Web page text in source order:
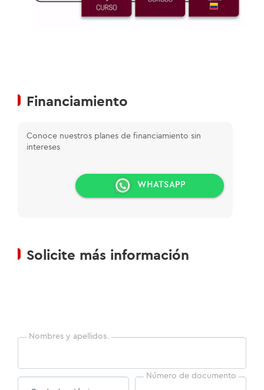
Financiamiento
Conoce nuestros planes de financiamiento sin
intereses
WHATSAPP
Solicite más información
Nombres y apellidos.
Número de documento